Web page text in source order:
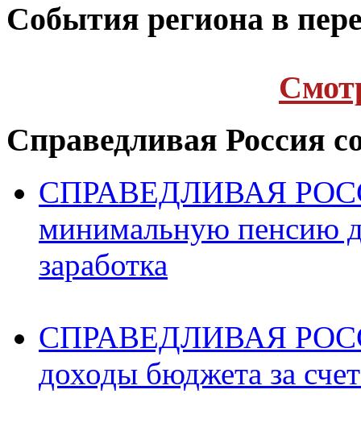
Cобытия региона в
Справедливая Россия
СПРАВЕДЛИВАЯ
минимальную пенсию
заработка
СПРАВЕДЛИВАЯ
доходы бюджета за